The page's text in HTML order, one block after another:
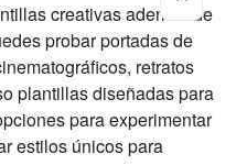
creativas además de
probar portadas de
retratos
plantillas diseñadas para
para experimentar
estilos únicos para